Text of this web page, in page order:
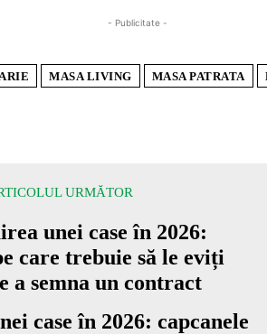
- Publicitate -
MASA LIVING MASA PATRATA
URMĂTOR
case în 2026: capcanele